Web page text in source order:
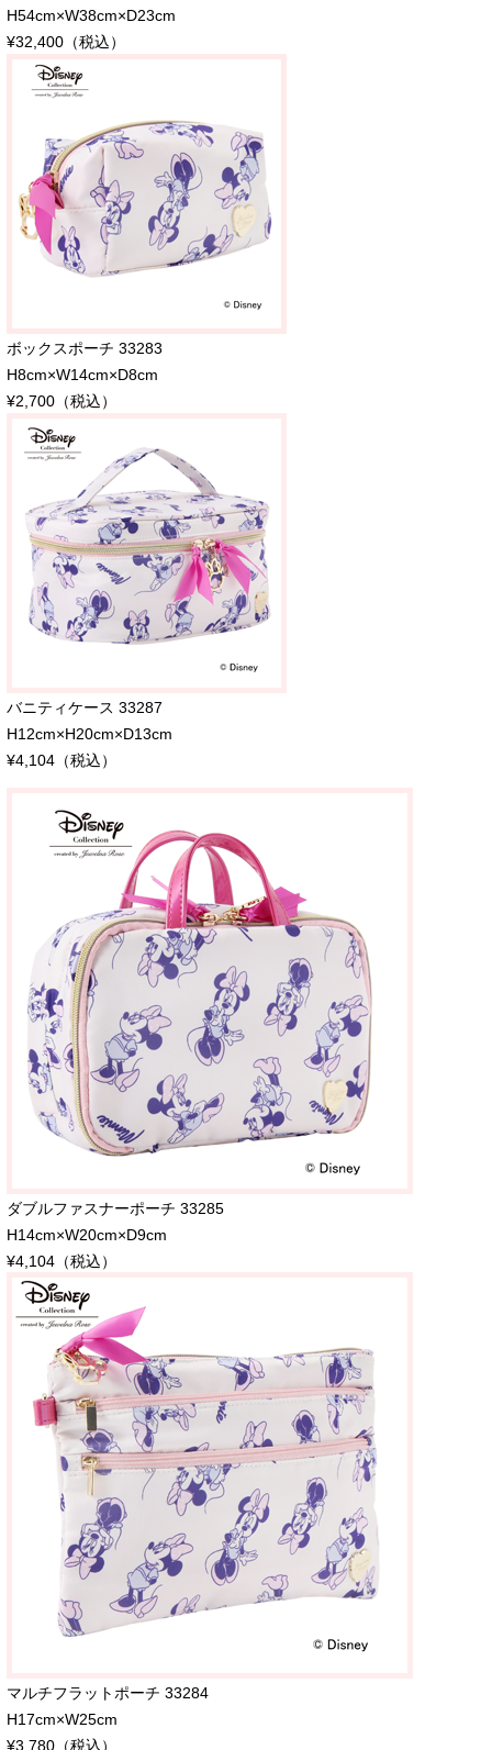
H54cm×W38cm×D23cm
¥32,400（税込）
ボックスポーチ 33283
H8cm×W14cm×D8cm
¥2,700（税込）
バニティケース 33287
H12cm×H20cm×D13cm
¥4,104（税込）
ダブルファスナーポーチ 33285
H14cm×W20cm×D9cm
¥4,104（税込）
マルチフラットポーチ 33284
H17cm×W25cm
¥3,780（税込）